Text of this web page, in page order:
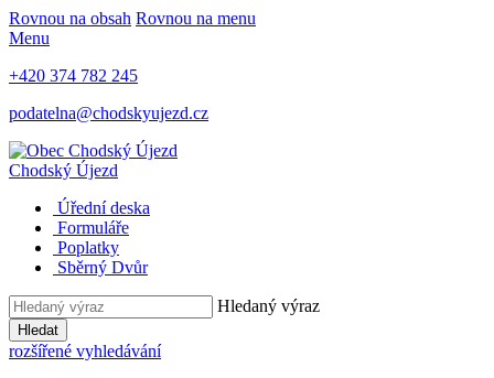
Rovnou na obsah Rovnou na menu
Menu
+420 374 782 245
podatelna@chodskyujezd.cz
Chodský Újezd
Úřední deska
Formuláře
Poplatky
Sběrný Dvůr
Hledaný výraz
Hledat
rozšířené vyhledávání